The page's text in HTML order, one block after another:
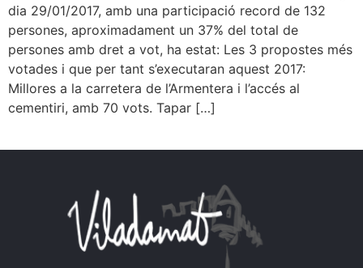
dia 29/01/2017, amb una participació record de 132
persones, aproximadament un 37% del total de
persones amb dret a vot, ha estat: Les 3 propostes més
votades i que per tant s’executaran aquest 2017:
Millores a la carretera de l’Armentera i l’accés al
cementiri, amb 70 vots. Tapar […]